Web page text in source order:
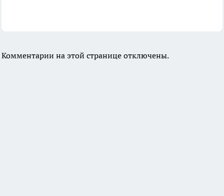
Комментарии на этой странице отключены.